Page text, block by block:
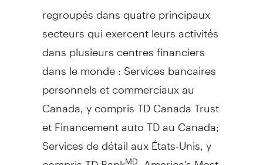
regroupés dans quatre principaux
secteurs qui exercent leurs activités
dans plusieurs centres financiers
dans le monde : Services bancaires
personnels et commerciaux au
Canada , y compris TD Canada Trust
et Financement auto TD au Canada;
Services de détail aux États-Unis, y
compris TD BankMD , America's Most